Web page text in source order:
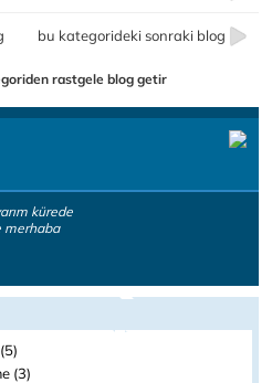
bu kategorideki sonraki blog
rastgele blog getir
kürede
merhaba
(3)